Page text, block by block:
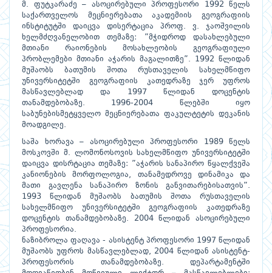
მ. ფუტკარაძე – ასოცირებული პროფესორი 1992 წელს
საქართველოს მეცნიერებათა აკადემიის გეოგრაფიის
ინსტიტუტში დაიცვა დისერტაცია პროფ. ვ. ჯაოშვილის
ხელმძღვანელობით თემაზე: ”მჭიდროდ დასახლებული
მთიანი რაიონების მოსახლეობის გეოგრაფიული
პრობლემები მთიანი აჭარის მაგალითზე”. 1992 წლიდან
მუშაობს ბათუმის შოთა რუსთაველის სახელმწიფო
უნივერსიტეტში გეოგრაფიის კათედრაზე ჯერ უფროს
მასწავლებლად და 1997 წლიდან დოცენტის
თანამდებობაზე. 1996-2004 წლებში იყო
საბუნებისმეტყველო მეცნიერებათა ფაკულტეტის დეკანის
მოადგილე.
საშა ხორავა – ასოცირებული პროფესორი 1989 წელს
მოსკოვში მ. ლომონოსოვის სახელმწიფო უნივერსიტეტში
დაიცვა დისრტაცია თემაზე: ”აჭარის სანაპირო წყალქვეშა
კანიონების მორფოლოგია, თანამედროვე დინამიკა და
მათი გავლენა სანაპირო ზონის განვითარებისათვის”.
1993 წლიდან მუშაობს ბათუმის შოთა რუსთაველის
სახელმწიფო უნივერსიტეტში გეოგრაფიის კათედრაზე
დოცენტის თანამდებობაზე. 2004 წლიდან ასოცირებული
პროფესორია.
ნაზიბროლა ფაღავა - ასისტენტ პროფესორი 1997 წლიდან
მუშაობს უფროს მასწავლებლად, 2004 წლიდან ასისტენტ-
პროფესორის თანამდებობაზე. დეპარტამენტში